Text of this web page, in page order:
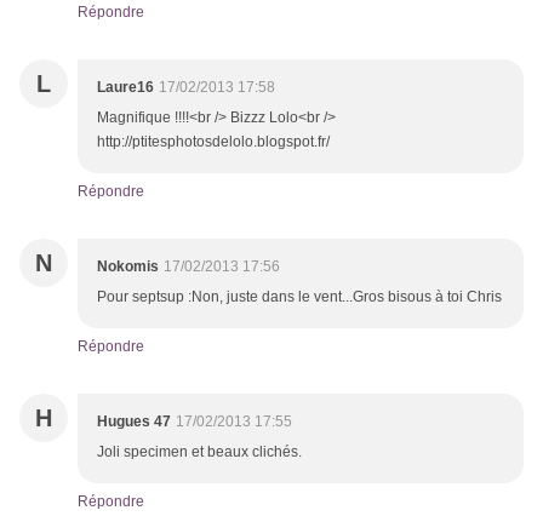
Répondre
L Laure16 17/02/2013 17:58
Magnifique !!!!<br /> Bizzz Lolo<br />
http://ptitesphotosdelolo.blogspot.fr/
Répondre
N Nokomis 17/02/2013 17:56
Pour septsup :Non, juste dans le vent...Gros bisous à toi Chris
Répondre
H Hugues 47 17/02/2013 17:55
Joli specimen et beaux clichés.
Répondre